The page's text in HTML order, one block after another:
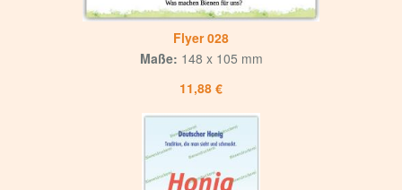
Flyer 028
11,88 €
Maße: 148 x 105 mm